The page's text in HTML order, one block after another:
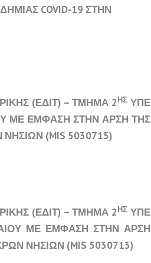
COVID-19 ΣΤΗΝ
(ΕΔΙΤ) – ΤΜΗΜΑ 2ΗΣ ΥΠΕ
ΜΕ ΕΜΦΑΣΗ ΣΤΗΝ ΑΡΣΗ ΤΗΣ
(MIS 5030715)
(ΕΔΙΤ) – ΤΜΗΜΑ 2ΗΣ ΥΠΕ
ΜΕ ΕΜΦΑΣΗ ΣΤΗΝ ΑΡΣΗ
ΝΗΣΙΩΝ (MIS 5030713)